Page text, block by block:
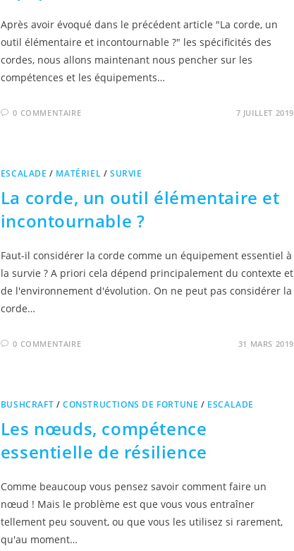
Après avoir évoqué dans le précédent article "La corde, un
outil élémentaire et incontournable ?" les spécificités des
cordes, nous allons maintenant nous pencher sur les
compétences et les équipements…
0 COMMENTAIRE 7 JUILLET 2019
ESCALADE / MATÉRIEL /SURVIE
La corde, un outil élémentaire et
incontournable ?
Faut-il considérer la corde comme un équipement essentiel à
la survie ? A priori cela dépend principalement du contexte et
de l'environnement d'évolution. On ne peut pas considérer la
corde…
0 COMMENTAIRE 31 MARS 2019
BUSHCRAFT /CONSTRUCTIONS DE FORTUNE / ESCALADE
Les nœuds, compétence
essentielle de résilience
Comme beaucoup vous pensez savoir comment faire un
nœud ! Mais le problème est que vous vous entraîner
tellement peu souvent, ou que vous les utilisez si rarement,
qu'au moment…